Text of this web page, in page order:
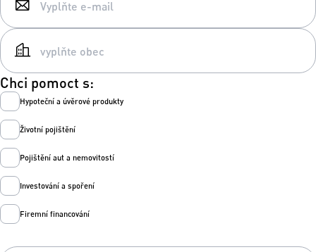
Chci pomoct s:
Hypoteční a úvěrové produkty
Životní pojištění
Pojištění aut a nemovitostí
Investování a spoření
Firemní financování